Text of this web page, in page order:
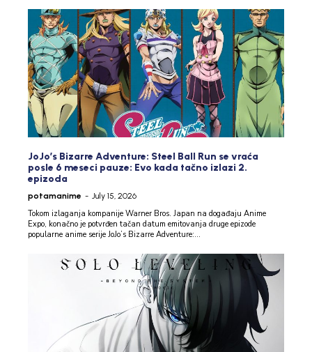
JoJo’s Bizarre Adventure: Steel Ball Run se vraća
posle 6 meseci pauze: Evo kada tačno izlazi 2.
epizoda
potamanime - July 15, 2026
Tokom izlaganja kompanije Warner Bros. Japan na događaju Anime
Expo, konačno je potvrđen tačan datum emitovanja druge epizode
popularne anime serije JoJo’s Bizarre Adventure:...